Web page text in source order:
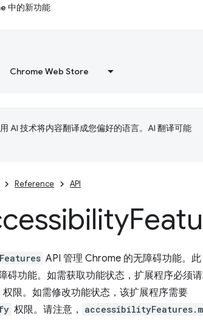
中的新功能
Chrome Web Store
AI 技术将内容翻译成您偏好的语言。AI 翻译可能
Reference API
API 管理 Chrome 的无障碍功能。
碍功能。如需获取功能状态，扩展程序必须
权限。如需修改功能状态，该扩展程序需要
权限。请注意，